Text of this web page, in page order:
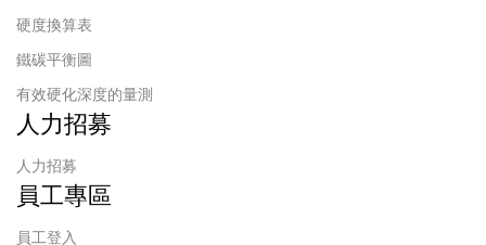
硬度換算表
鐵碳平衡圖
有效硬化深度的量測
人力招募
人力招募
員工專區
員工登入